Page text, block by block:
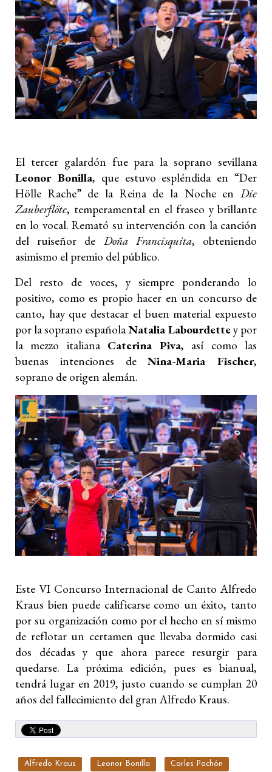
El tercer galardón fue para la soprano sevillana
Leonor Bonilla, que estuvo espléndida en “Der
Hölle Rache” de la Reina de la Noche en Die
Zauberflöte, temperamental en el fraseo y brillante
en lo vocal. Remató su intervención con la canción
del ruiseñor de Doña Francisquita, obteniendo
asimismo el premio del público.
Del resto de voces, y siempre ponderando lo
positivo, como es propio hacer en un concurso de
canto, hay que destacar el buen material expuesto
por la soprano españolaNatalia Labourdettey por
la mezzo italiana Caterina Piva, así como las
buenas intenciones deNina-Maria Fischer,
soprano de origen alemán.
Este VI Concurso Internacional de Canto Alfredo
Kraus bien puede calificarse como un éxito, tanto
por su organización como por el hecho en sí mismo
de reflotar un certamen que llevaba dormido casi
dos décadas y que ahora parece resurgir para
quedarse. La próxima edición, pues es bianual,
tendrá lugar en 2019, justo cuando se cumplan 20
años del fallecimiento del gran Alfredo Kraus.
Alfredo Kraus Leonor Bonilla Carles Pachón